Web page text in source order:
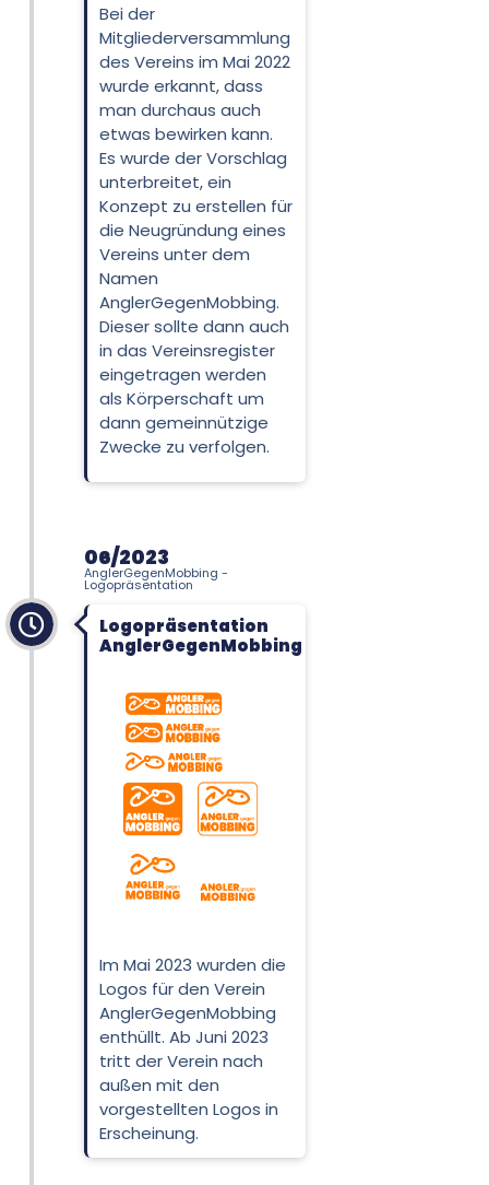
Bei der
Mitgliederversammlung
des Vereins im Mai 2022
wurde erkannt, dass
man durchaus auch
etwas bewirken kann.
Es wurde der Vorschlag
unterbreitet, ein
Konzept zu erstellen für
die Neugründung eines
Vereins unter dem
Namen
AnglerGegenMobbing.
Dieser sollte dann auch
in das Vereinsregister
eingetragen werden
als Körperschaft um
dann gemeinnützige
Zwecke zu verfolgen.
06/2023
AnglerGegenMobbing -
Logopräsentation
Logopräsentation
AnglerGegenMobbing
Im Mai 2023 wurden die
Logos für den Verein
AnglerGegenMobbing
enthüllt. Ab Juni 2023
tritt der Verein nach
außen mit den
vorgestellten Logos in
Erscheinung.